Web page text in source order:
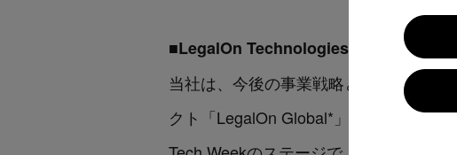
■LegalOn Technologiesの出展背景と
当社は、今後の事業戦略として24年度
クト「LegalOn Global*」を紹介するブ